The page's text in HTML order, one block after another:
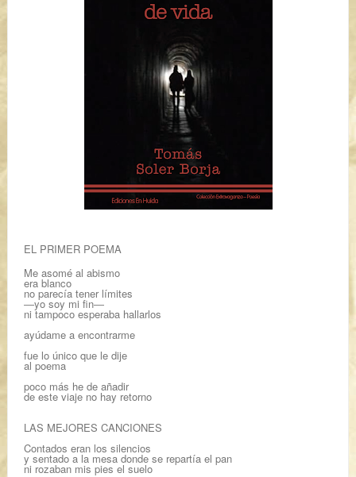
EL PRIMER POEMA
Me asomé al abismo
era blanco
no parecía tener límites
―yo soy mi fin―
ni tampoco esperaba hallarlos
ayúdame a encontrarme
fue lo único que le dije
al poema
poco más he de añadir
de este viaje no hay retorno
LAS MEJORES CANCIONES
Contados eran los silencios
y sentado a la mesa donde se repartía el pan
ni rozaban mis pies el suelo